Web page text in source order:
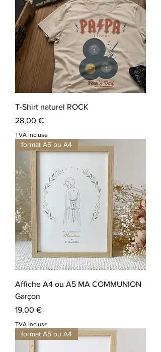
T-Shirt naturel ROCK
Prix
28,00 €
TVA Incluse
format A5 ou A4
Affiche A4 ou A5 MA COMMUNION
Garçon
Prix
19,00 €
TVA Incluse
format A5 ou A4